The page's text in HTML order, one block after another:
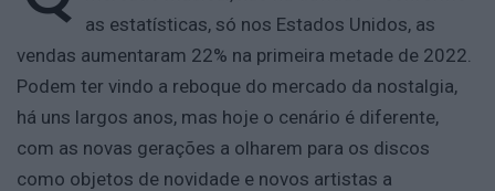
as estatísticas, só nos Estados Unidos, as
vendas aumentaram 22% na primeira metade de 2022.
Podem ter vindo a reboque do mercado da nostalgia,
há uns largos anos, mas hoje o cenário é diferente,
com as novas gerações a olharem para os discos
como objetos de novidade e novos artistas a